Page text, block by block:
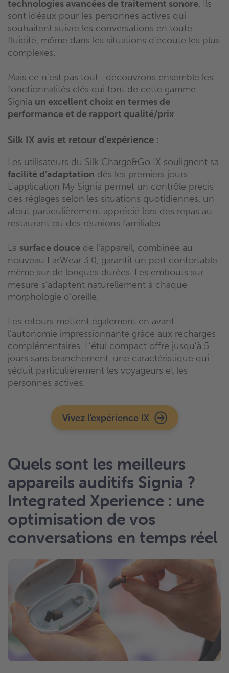
technologies avancées de traitement sonore. Ils
sont idéaux pour les personnes actives qui
souhaitent suivre les conversations en toute
fluidité, même dans les situations d’écoute les plus
complexes.
Mais ce n’est pas tout : découvrons ensemble les
fonctionnalités clés qui font de cette gamme
Signia un excellent choix en termes de
performance et de rapport qualité/prix.
Silk IX avis et retour d’expérience :
Les utilisateurs du Silk Charge&Go IX soulignent sa
facilité d’adaptation dès les premiers jours.
L’application My Signia permet un contrôle précis
des réglages selon les situations quotidiennes, un
atout particulièrement apprécié lors des repas au
restaurant ou des réunions familiales.
La surface douce de l’appareil, combinée au
nouveau EarWear 3.0, garantit un port confortable
même sur de longues durées. Les embouts sur
mesure s’adaptent naturellement à chaque
morphologie d’oreille.
Les retours mettent également en avant
l’autonomie impressionnante grâce aux recharges
complémentaires. L’étui compact offre jusqu’à 5
jours sans branchement, une caractéristique qui
séduit particulièrement les voyageurs et les
personnes actives.
Vivez l'expérience IX
Quels sont les meilleurs
appareils auditifs Signia ?
Integrated Xperience : une
optimisation de vos
conversations en temps réel